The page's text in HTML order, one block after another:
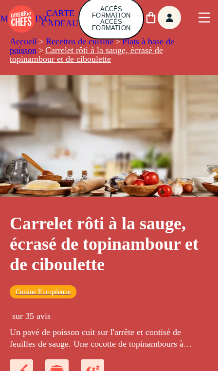
CARTE
CADEAU
ACCÈS
FORMATION
ACCÈS
FORMATION
Accueil > Recettes de cuisine > Plats à base de
poisson > Carrelet rôti à la sauge, écrasé de
topinambour et de ciboulette
Carrelet rôti à la sauge,
écrasé de topinambour et
de ciboulette
Cuisine Européenne
sur 35 avis
Un pavé de poisson cuit sur l'arrête et contisé de
feuilles de sauge. Une cocotte de topinambours à